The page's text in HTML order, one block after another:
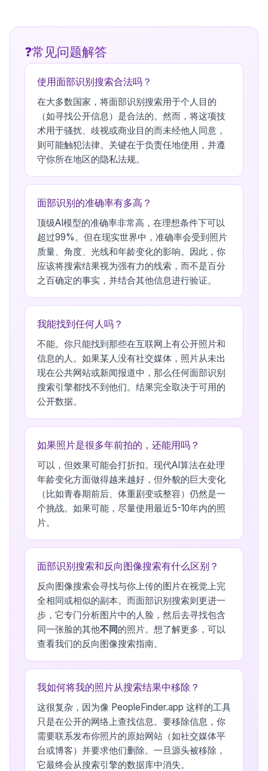
常见问题解答
使用面部识别搜索合法吗？
在大多数国家，将面部识别搜索用于个人目的
（如寻找公开信息）是合法的。然而，将这项技
术用于骚扰、歧视或商业目的而未经他人同意，
则可能触犯法律。关键在于负责任地使用，并遵
守你所在地区的隐私法规。
面部识别的准确率有多高？
顶级AI模型的准确率非常高，在理想条件下可以
超过99%。但在现实世界中，准确率会受到照片
质量、角度、光线和年龄变化的影响。因此，你
应该将搜索结果视为强有力的线索，而不是百分
之百确定的事实，并结合其他信息进行验证。
我能找到任何人吗？
不能。你只能找到那些在互联网上有公开照片和
信息的人。如果某人没有社交媒体，照片从未出
现在公共网站或新闻报道中，那么任何面部识别
搜索引擎都找不到他们。结果完全取决于可用的
公开数据。
如果照片是很多年前拍的，还能用吗？
可以，但效果可能会打折扣。现代AI算法在处理
年龄变化方面做得越来越好，但外貌的巨大变化
（比如青春期前后、体重剧变或整容）仍然是一
个挑战。如果可能，尽量使用最近5-10年内的照
片。
面部识别搜索和反向图像搜索有什么区别？
反向图像搜索会寻找与你上传的图片在视觉上完
全相同或相似的副本。而面部识别搜索则更进一
步，它专门分析图片中的人脸，然后去寻找包含
同一张脸的其他不同的照片。想了解更多，可以
查看我们的反向图像搜索指南。
我如何将我的照片从搜索结果中移除？
这很复杂，因为像 PeopleFinder.app 这样的工具
只是在公开的网络上查找信息。要移除信息，你
需要联系发布你照片的原始网站（如社交媒体平
台或博客）并要求他们删除。一旦源头被移除，
它最终会从搜索引擎的数据库中消失。